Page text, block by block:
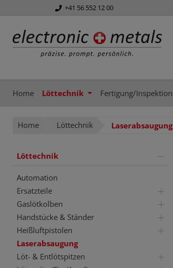
Zur Hauptnavigation springen
+41 56 552 12 00
Home Löttechnik Fertigung/Inspektion
Home Löttechnik Laserabsaugung
Löttechnik
Automation
Ersatzteile
Gaslötkolben
Handstücke & Ständer
Heißluftpistolen
Laserabsaugung
Löt- & Entlötspitzen